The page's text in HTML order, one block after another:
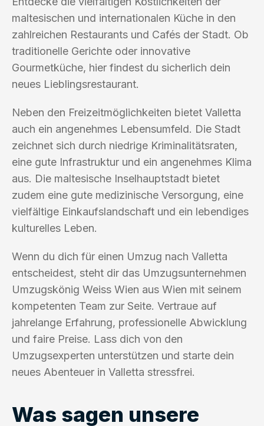
maltesischen und internationalen Küche in den
zahlreichen Restaurants und Cafés der Stadt. Ob
traditionelle Gerichte oder innovative
Gourmetküche, hier findest du sicherlich dein
neues Lieblingsrestaurant.
Neben den Freizeitmöglichkeiten bietet Valletta
auch ein angenehmes Lebensumfeld. Die Stadt
zeichnet sich durch niedrige Kriminalitätsraten,
eine gute Infrastruktur und ein angenehmes Klima
aus. Die maltesische Inselhauptstadt bietet
zudem eine gute medizinische Versorgung, eine
vielfältige Einkaufslandschaft und ein lebendiges
kulturelles Leben.
Wenn du dich für einen Umzug nach Valletta
entscheidest, steht dir das Umzugsunternehmen
Umzugskönig Weiss Wien aus Wien mit seinem
kompetenten Team zur Seite. Vertraue auf
jahrelange Erfahrung, professionelle Abwicklung
und faire Preise. Lass dich von den
Umzugsexperten unterstützen und starte dein
neues Abenteuer in Valletta stressfrei.
Was sagen unsere